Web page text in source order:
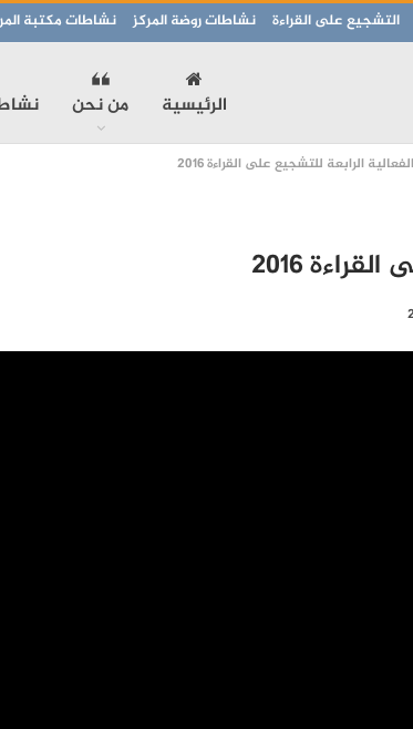
التشجيع على القراءة نشاطات روضة المركز نشاطات مكتبة
الرئيسية من نحن
الفعالية الرابعة للتشجيع على القراءة 2016
2016